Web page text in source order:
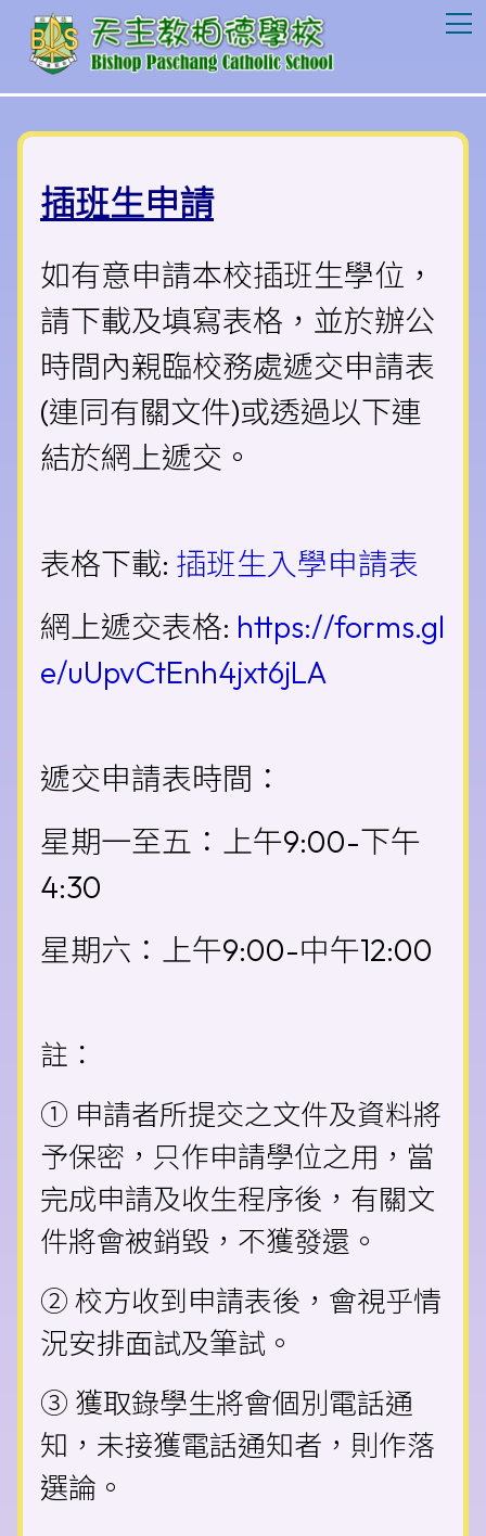
插班生申請
如有意申請本校插班生學位，
請下載及填寫表格，並於辦公
時間內親臨校務處遞交申請表
(連同有關文件)或透過以下連
結於網上遞交。
表格下載: 插班生入學申請表
網上遞交表格: https://forms.gl
e/uUpvCtEnh4jxt6jLA
遞交申請表時間：
星期一至五：上午9:00-下午
4:30
星期六：上午9:00-中午12:00
註：
① 申請者所提交之文件及資料將
予保密，只作申請學位之用，當
完成申請及收生程序後，有關文
件將會被銷毀，不獲發還。
② 校方收到申請表後，會視乎情
況安排面試及筆試。
③ 獲取錄學生將會個別電話通
知，未接獲電話通知者，則作落
選論。